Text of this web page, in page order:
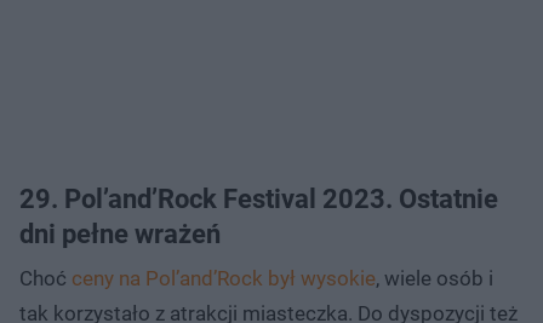
29. Pol’and’Rock Festival 2023. Ostatnie
dni pełne wrażeń
Choć ceny na Pol’and’Rock był wysokie, wiele osób i
tak korzystało z atrakcji miasteczka. Do dyspozycji też